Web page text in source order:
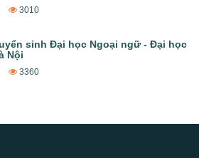
3010
sinh Đại học Ngoại ngữ - Đại học
Nội
3360